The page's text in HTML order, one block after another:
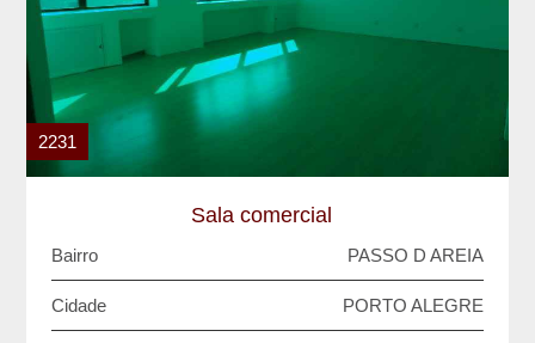
2231
Sala comercial
Bairro PASSO D AREIA
Cidade PORTO ALEGRE